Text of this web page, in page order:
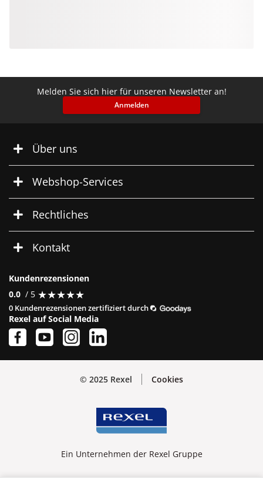
Melden Sie sich hier für unseren Newsletter an!
Anmelden
Über uns
Webshop-Services
Rechtliches
Kontakt
Kundenrezensionen
0.0 / 5 ★★★★★
★★★★★
0 Kundenrezensionen zertifiziert durch
Rexel auf Social Media
© 2025 Rexel Cookies
Ein Unternehmen der Rexel Gruppe